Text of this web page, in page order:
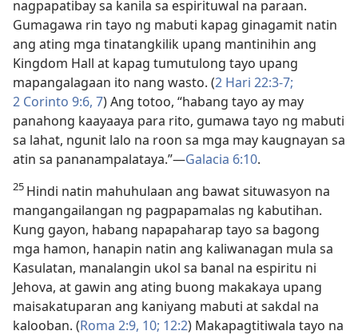
nagpapatibay sa kanila sa espirituwal na paraan.
Gumagawa rin tayo ng mabuti kapag ginagamit natin
ang ating mga tinatangkilik upang mantinihin ang
Kingdom Hall at kapag tumutulong tayo upang
mapangalagaan ito nang wasto. (2 Hari 22:3-7;
2 Corinto 9:6, 7) Ang totoo, “habang tayo ay may
panahong kaayaaya para rito, gumawa tayo ng mabuti
sa lahat, ngunit lalo na roon sa mga may kaugnayan sa
atin sa pananampalataya.”​—Galacia 6:10.
25 Hindi natin mahuhulaan ang bawat situwasyon na
mangangailangan ng pagpapamalas ng kabutihan.
Kung gayon, habang napapaharap tayo sa bagong
mga hamon, hanapin natin ang kaliwanagan mula sa
Kasulatan, manalangin ukol sa banal na espiritu ni
Jehova, at gawin ang ating buong makakaya upang
maisakatuparan ang kaniyang mabuti at sakdal na
kalooban. (Roma 2:9, 10; 12:2) Makapagtitiwala tayo na